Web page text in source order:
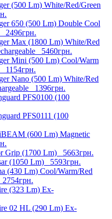
(500 Lm) White/Red/Green
650 (500 Lm) Double Cool
2496грн.
Max (1800 Lm) White/Red
5460грн.
Mini (500 Lm) Cool/Warm
1154грн.
Nano (500 Lm) White/Red
1396грн.
PFS0100 (100
PFS0111 (100
(600 Lm) Magnetic
Grip (1700 Lm) 5663грн.
(1050 Lm) 5593грн.
(430 Lm) Cool/Warm/Red
2754грн.
(323 Lm) Ex-
02 HL (290 Lm) Ex-